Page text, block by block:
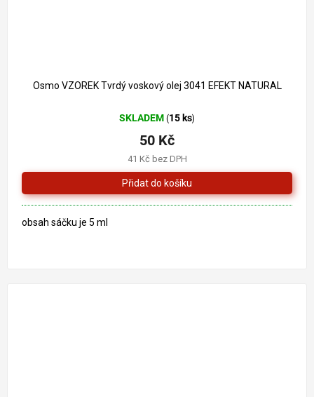
Osmo VZOREK Tvrdý voskový olej 3041 EFEKT NATURAL
SKLADEM (15 ks)
41 Kč bez DPH
50 Kč
obsah sáčku je 5 ml